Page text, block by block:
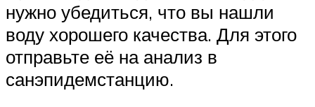
нужно убедиться, что вы нашли
воду хорошего качества. Для этого
отправьте её на анализ в
санэпидемстанцию.